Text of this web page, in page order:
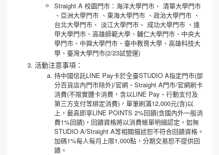
Straight A 校園門市：海洋大學門市、 清華大學門市
、亞洲大學門市 、東海大學門市 、政治大學門市 、
台北大學門市、 淡江大學門市、 成功大學門市 、逢
甲大學門市、高雄師範大學、輔仁大學門市、中央大
學門市、中興大學門市、臺中教育大學 、高雄科技大
學 ​、臺灣大學門市(2/23試營運)
活動注意事項：
持中國信託LINE Pay卡於全臺STUDIO A指定門市(部
分百貨店內門市除外)/官網、Straight A門市/官網刷卡
消費(不限實體卡消費，含以LINE Pay、行動支付及
第三方支付等綁定消費)，單筆刷滿12,000元(含)以
上，最高即享LINE POINTS 2%回饋(含國內外一般消
費1%回饋)，回饋資格將以消費帳單明細認定，如無
STUDIO A/Straight A等相關描述恕不符合回饋資格。
加碼1%每人每月上限1,000點，分期交易恕不提供回
饋。